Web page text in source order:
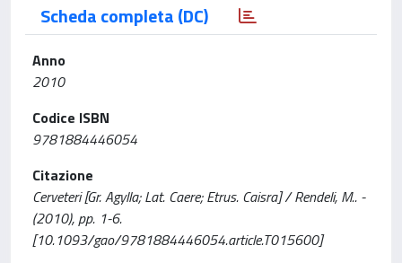
Scheda completa (DC)
Anno
2010
Codice ISBN
9781884446054
Citazione
Cerveteri [Gr. Agylla; Lat. Caere; Etrus. Caisra] / Rendeli, M.. -
(2010), pp. 1-6.
[10.1093/gao/9781884446054.article.T015600]